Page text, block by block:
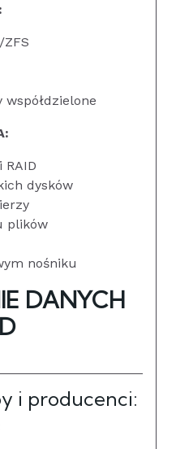
ZFS
dysków
plików
nośniku
DANYCH
i producenci: